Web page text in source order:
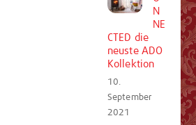
N
NE
CTED die
neuste ADO
Kollektion
10.
September
2021